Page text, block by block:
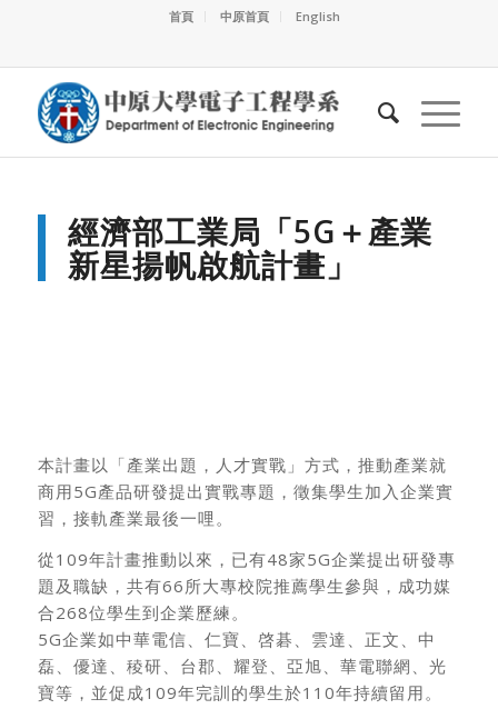
首頁 中原首頁 English
經濟部工業局「5G＋產業
新星揚帆啟航計畫」
本計畫以「產業出題，人才實戰」方式，推動產業就
商用5G產品研發提出實戰專題，徵集學生加入企業實
習，接軌產業最後一哩。
從109年計畫推動以來，已有48家5G企業提出研發專
題及職缺，共有66所大專校院推薦學生參與，成功媒
合268位學生到企業歷練。
5G企業如中華電信、仁寶、啓碁、雲達、正文、中
磊、優達、稜研、台郡、耀登、亞旭、華電聯網、光
寶等，並促成109年完訓的學生於110年持續留用。